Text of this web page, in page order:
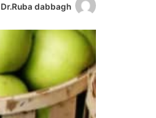
Dr.Ruba dabbagh